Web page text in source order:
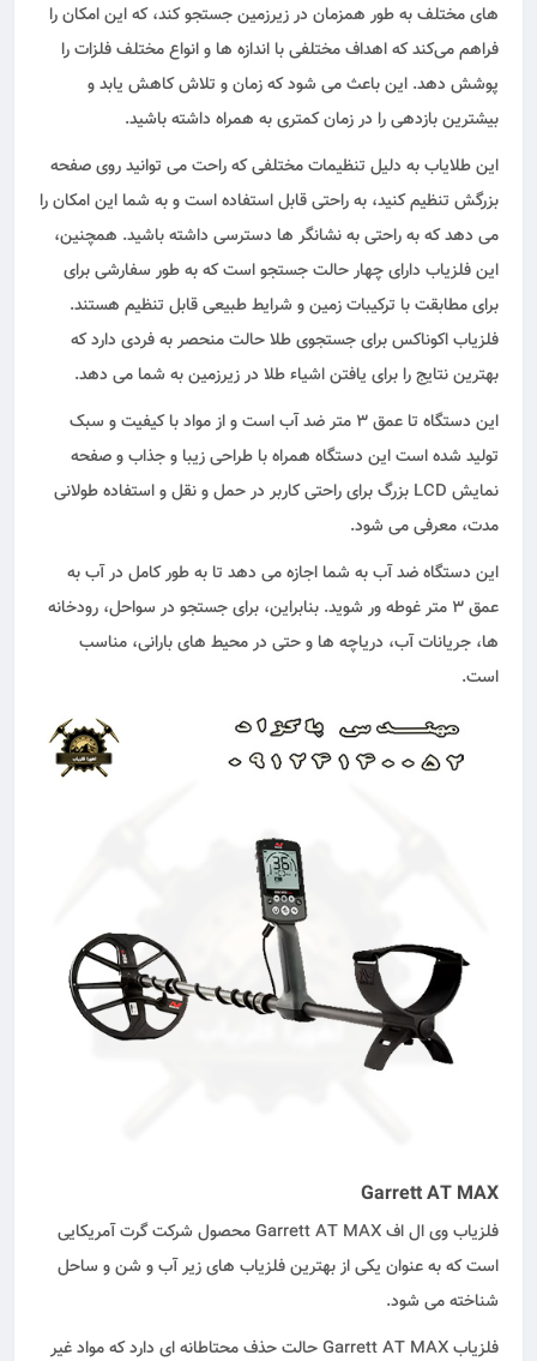
های مختلف به طور همزمان در زیرزمین جستجو کند، که این امکان را
فراهم می‌کند که اهداف مختلفی با اندازه‌ ها و انواع مختلف فلزات را
پوشش دهد. این باعث می‌ شود که زمان و تلاش کاهش یابد و
بیشترین بازدهی را در زمان کمتری به همراه داشته باشید.
این طلایاب به دلیل تنظیمات مختلفی که راحت می‌ توانید روی صفحه
بزرگش تنظیم کنید، به راحتی قابل استفاده است و به شما این امکان را
می دهد که به راحتی به نشانگر ها دسترسی داشته باشید. همچنین،
این فلزیاب دارای چهار حالت جستجو است که به طور سفارشی برای
برای مطابقت با ترکیبات زمین و شرایط طبیعی قابل تنظیم هستند.
فلزیاب اکوناکس برای جستجوی طلا حالت منحصر به فردی دارد که
بهترین نتایج را برای یافتن اشیاء طلا در زیرزمین به شما می دهد.
این دستگاه تا عمق 3 متر ضد آب است و از مواد با کیفیت و سبک
تولید شده است این دستگاه همراه با طراحی زیبا و جذاب و صفحه
نمایش LCD بزرگ برای راحتی کاربر در حمل و نقل و استفاده طولانی
مدت، معرفی می شود.
این دستگاه ضد آب به شما اجازه می‌ دهد تا به طور کامل در آب به
عمق ۳ متر غوطه ور شوید. بنابراین، برای جستجو در سواحل، رودخانه
ها، جریانات آب، دریاچه ها و حتی در محیط‌ های بارانی، مناسب
است.
Garrett AT MAX
فلزیاب وی ال اف Garrett AT MAX محصول شرکت گرت آمریکایی
است که به عنوان یکی از بهترین فلزیاب های زیر آب و شن و ساحل
شناخته می شود.
فلزیاب Garrett AT MAX حالت حذف محتاطانه ای دارد که مواد غیر